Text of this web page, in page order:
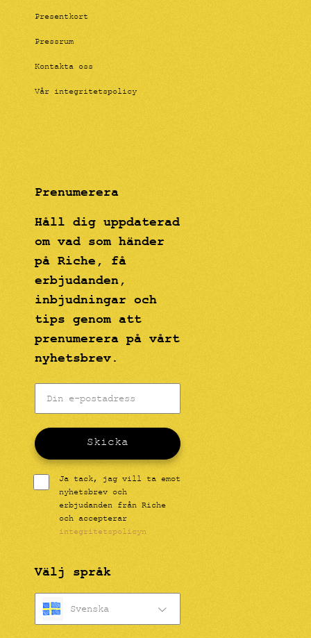
Presentkort
Pressrum
Kontakta oss
Vår integritetspolicy
Prenumerera
Håll dig uppdaterad
om vad som händer
på Riche, få
erbjudanden,
inbjudningar och
tips genom att
prenumerera på vårt
nyhetsbrev.
Skicka
Ja tack, jag vill ta emot
nyhetsbrev och
erbjudanden från Riche
och accepterar
integritetspolicyn
Välj språk
Svenska